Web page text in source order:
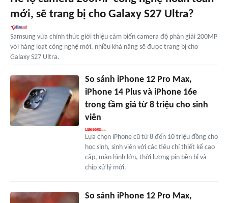
mới, sẽ trang bị cho Galaxy S27 Ultra?
Samsung vừa chính thức giới thiệu cảm biến camera độ phân giải 200MP
với hàng loạt công nghệ mới, nhiều khả năng sẽ được trang bị cho
Galaxy S27 Ultra.
So sánh iPhone 12 Pro Max,
iPhone 14 Plus và iPhone 16e
trong tầm giá từ 8 triệu cho sinh
viên
Lựa chọn iPhone cũ từ 8 đến 10 triệu đồng cho
học sinh, sinh viên với các tiêu chí thiết kế cao
cấp, màn hình lớn, thời lượng pin bền bỉ và
chip xử lý mới.
So sánh iPhone 12 Pro Max,